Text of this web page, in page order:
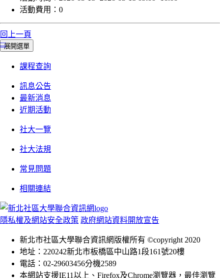
活動費用： 0
回上一頁
:::展開選單
課程查詢
訊息公告
最新消息
近期活動
社大一覽
社大法規
常見問題
相關連結
隱私權及網站安全政策 政府網站資料開放宣告
新北市社區大學聯合資訊網版權所有 ©copyright 2020
地址：220242新北市板橋區中山路1段161號20樓
電話：02-29603456分機2589
本網站支援IE11以上、Firefox及Chrome瀏覽器，最佳瀏覽